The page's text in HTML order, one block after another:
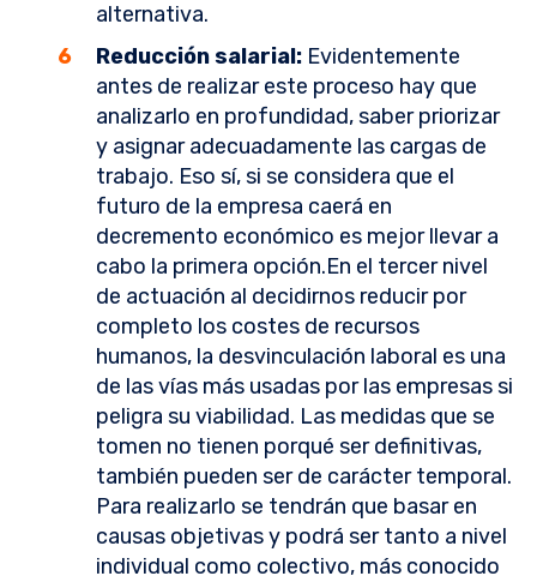
alternativa.
Reducción salarial: Evidentemente
antes de realizar este proceso hay que
analizarlo en profundidad, saber priorizar
y asignar adecuadamente las cargas de
trabajo. Eso sí, si se considera que el
futuro de la empresa caerá en
decremento económico es mejor llevar a
cabo la primera opción.En el tercer nivel
de actuación al decidirnos reducir por
completo los costes de recursos
humanos, la desvinculación laboral es una
de las vías más usadas por las empresas si
peligra su viabilidad. Las medidas que se
tomen no tienen porqué ser definitivas,
también pueden ser de carácter temporal.
Para realizarlo se tendrán que basar en
causas objetivas y podrá ser tanto a nivel
individual como colectivo, más conocido